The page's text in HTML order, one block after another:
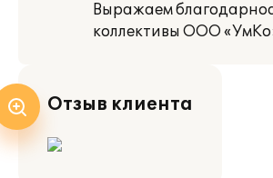
Выражаем
коллективы ООО
Отзыв клиента